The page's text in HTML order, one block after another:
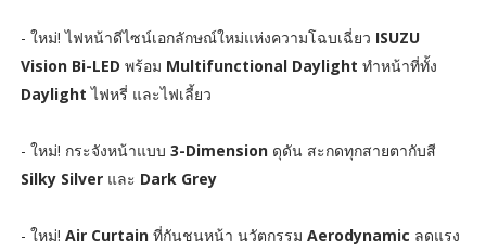
- ใหม่! ไฟหน้าดีไซน์เอกลักษณ์ใหม่แห่งความโฉบเฉี่ยว ISUZU
Vision Bi-LED พร้อม Multifunctional Daylight ทำหน้าที่ทั้ง
Daylight ไฟหรี่ และไฟเลี้ยว
- ใหม่! กระจังหน้าแบบ 3-Dimensionดุดัน สะกดทุกสายตากับสี
Silky Silver และ Dark Grey
- ใหม่! Air Curtainที่กันชนหน้า นวัตกรรม Aerodynamic ลดแรง